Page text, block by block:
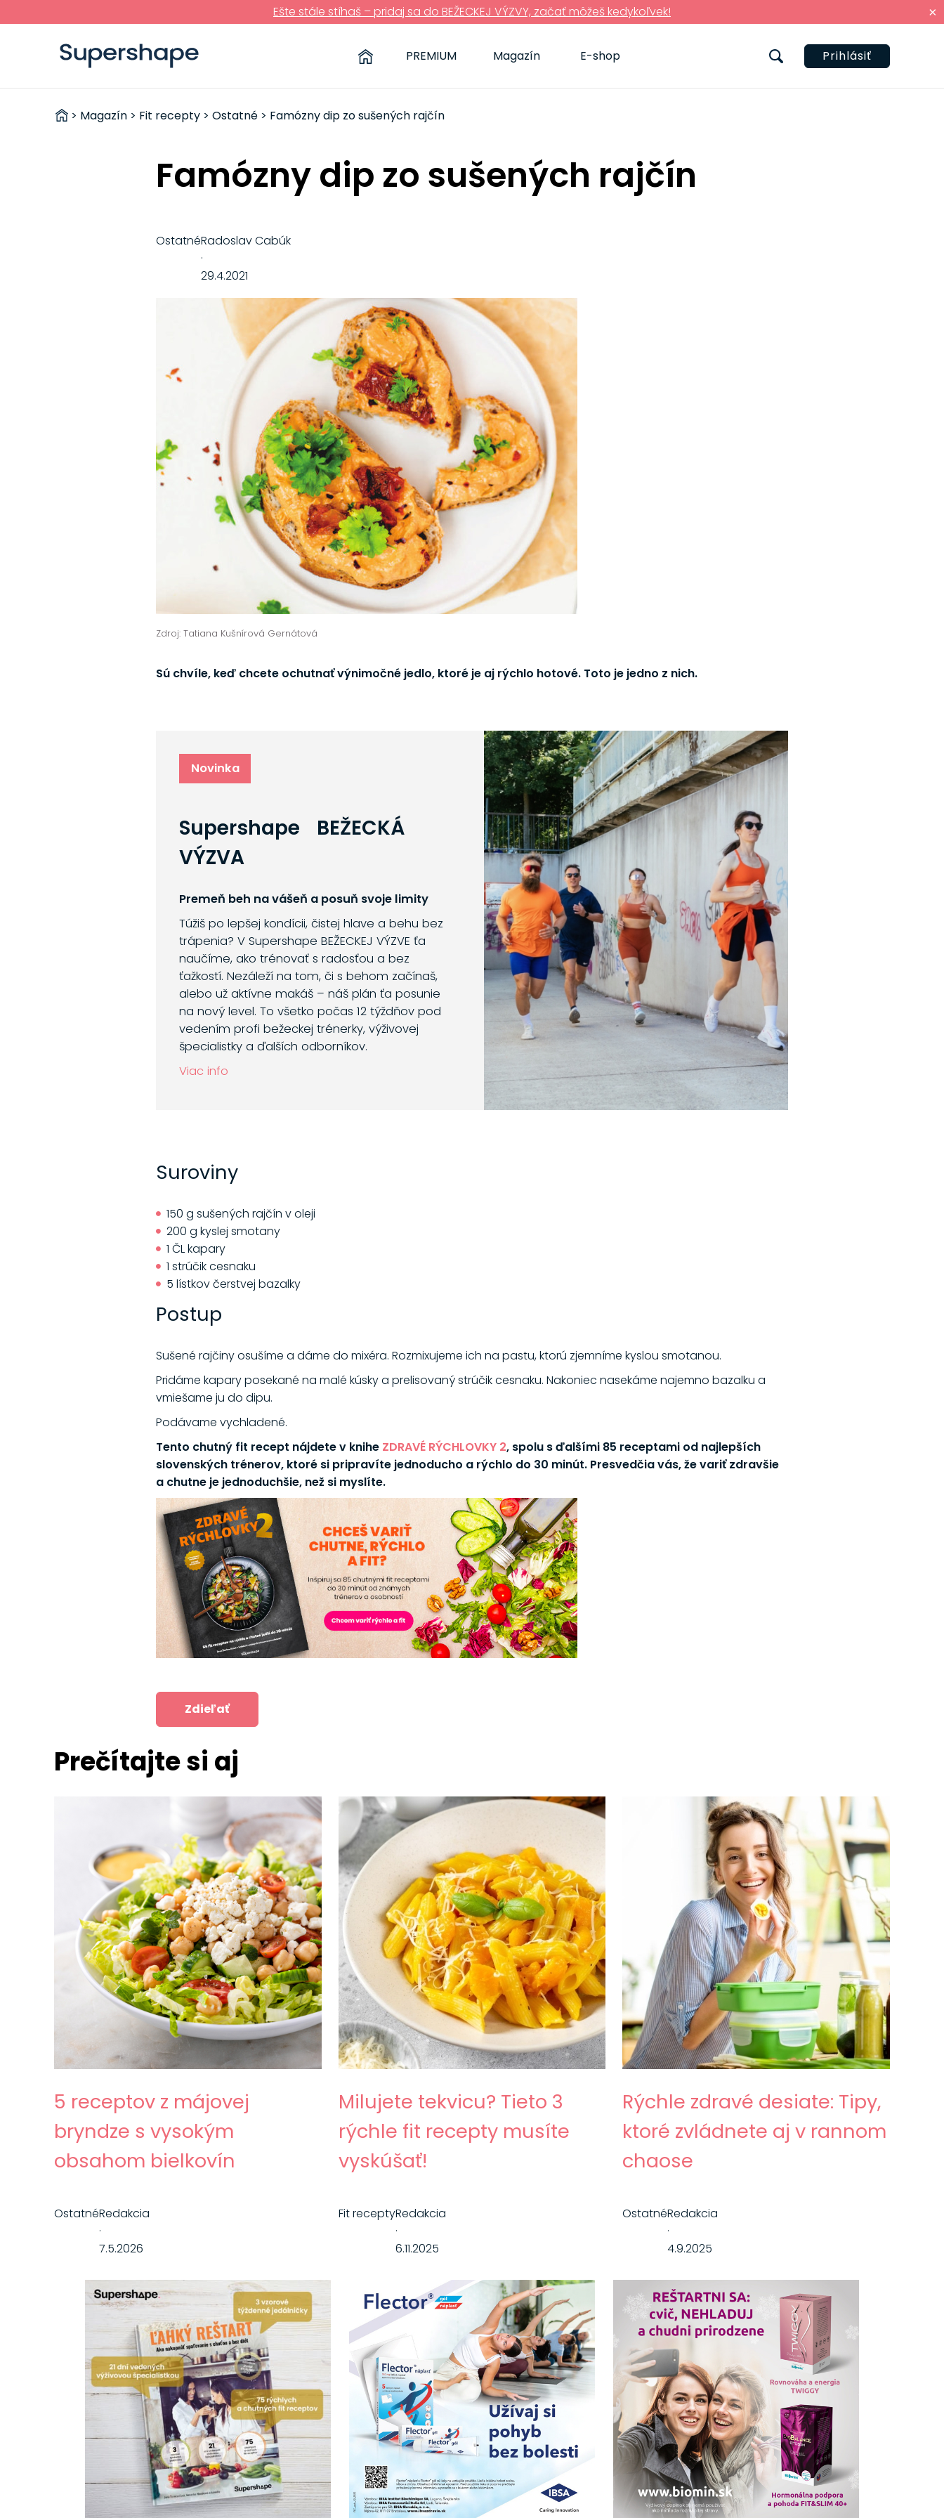
×
Ešte stále stíhaš – pridaj sa do BEŽECKEJ VÝZVY, začať môžeš kedykoľvek!
Prihlásiť
PREMIUM Magazín E-shop
ZDRAVÉ
> Magazín > Fit recepty >Ostatné > Famózny dip zo sušených rajčín
Famózny dip zo sušených rajčín
Zdroj: Tatiana Kušnírová Gernátová
Sú chvíle, keď chcete ochutnať výnimočné jedlo, ktoré je aj rýchlo hotové. Toto je jedno z nich.
Novinka
Supershape BEŽECKÁ
VÝZVA
Premeň beh na vášeň a posuň svoje limity
Túžiš po lepšej kondícii, čistej hlave a behu bez
trápenia? V Supershape BEŽECKEJ VÝZVE ťa
naučíme, ako trénovať s radosťou a bez
ťažkostí. Nezáleží na tom, či s behom začínaš,
alebo už aktívne makáš – náš plán ťa posunie
na nový level. To všetko počas 12 týždňov pod
vedením profi bežeckej trénerky, výživovej
špecialistky a ďalších odborníkov.
Viac info
Suroviny
150 g sušených rajčín v oleji
200 g kyslej smotany
1 ČL kapary
1 strúčik cesnaku
5 lístkov čerstvej bazalky
Postup
Sušené rajčiny osušíme a dáme do mixéra. Rozmixujeme ich na pastu, ktorú zjemníme kyslou smotanou.
Pridáme kapary posekané na malé kúsky a prelisovaný strúčik cesnaku. Nakoniec nasekáme najemno bazalku a
vmiešame ju do dipu.
Podávame vychladené.
Tento chutný fit recept nájdete v knihe ZDRAVÉ RÝCHLOVKY 2, spolu s ďalšími 85 receptami od najlepších
slovenských trénerov, ktoré si pripravíte jednoducho a rýchlo do 30 minút. Presvedčia vás, že variť zdravšie
a chutne je jednoduchšie, než si myslíte.
OstatnéRadoslav Cabúk
·
29.4.2021
Zdieľať
Prečítajte si aj
5 receptov z májovej
bryndze s vysokým
obsahom bielkovín
OstatnéRedakcia
·
7.5.2026
Milujete tekvicu? Tieto 3
rýchle fit recepty musíte
vyskúšať!
Fit receptyRedakcia
·
6.11.2025
Rýchle zdravé desiate: Tipy,
ktoré zvládnete aj v rannom
chaose
OstatnéRedakcia
·
4.9.2025